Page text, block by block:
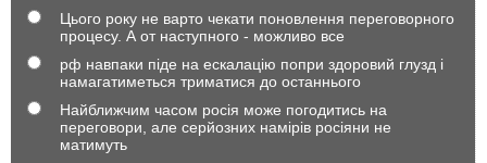
Цього року не варто чекати поновлення переговорного
процесу. А от наступного - можливо все
рф навпаки піде на ескалацію попри здоровий глузд і
намагатиметься триматися до останнього
Найближчим часом росія може погодитись на
переговори, але серйозних намірів росіяни не
матимуть